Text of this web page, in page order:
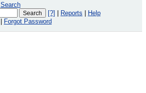
Search
[?] Reports
Help
Forgot Password